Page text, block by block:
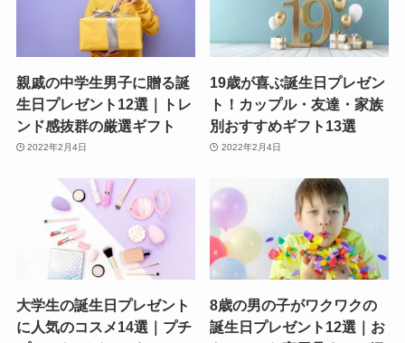
親戚の中学生男子に贈る誕
生日プレゼント12選｜トレ
ンド感抜群の厳選ギフト
2022年2月4日
19歳が喜ぶ誕生日プレゼン
ト！カップル・友達・家族
別おすすめギフト13選
2022年2月4日
大学生の誕生日プレゼント
に人気のコスメ14選｜プチ
8歳の男の子がワクワクの
誕生日プレゼント12選｜お